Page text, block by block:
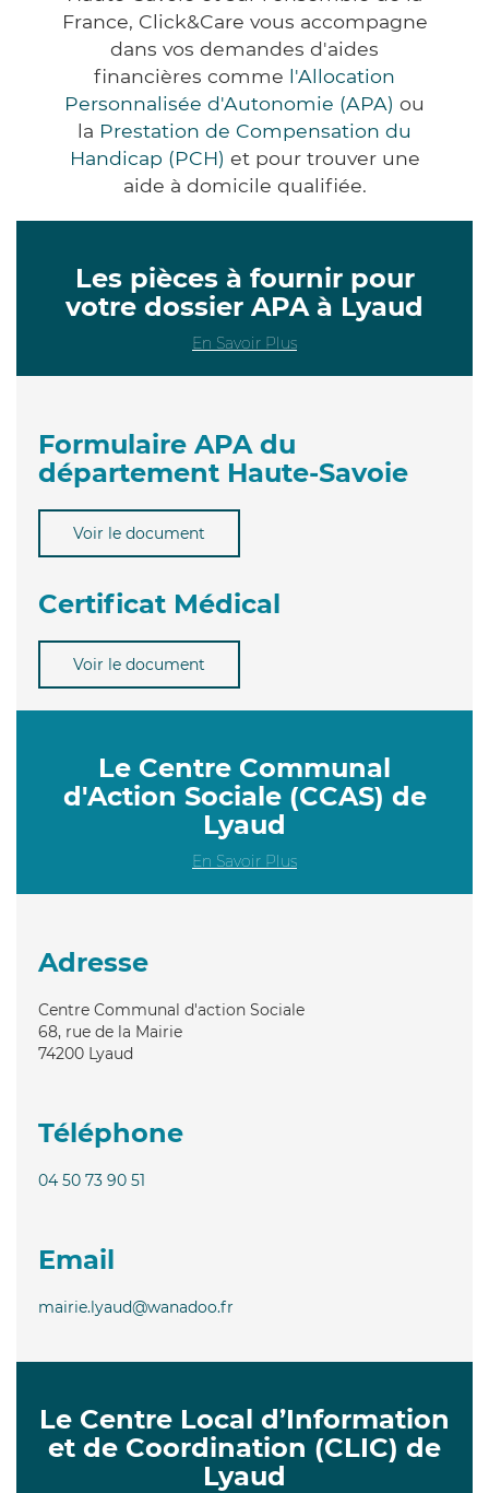
France, Click&Care vous accompagne
dans vos demandes d'aides
financières comme l'Allocation
Personnalisée d'Autonomie (APA) ou
la Prestation de Compensation du
Handicap (PCH) et pour trouver une
aide à domicile qualifiée.
Les pièces à fournir pour
votre dossier APA à Lyaud
En Savoir Plus
Formulaire APA du
département Haute-Savoie
Voir le document
Certificat Médical
Voir le document
Le Centre Communal
d'Action Sociale (CCAS) de
Lyaud
En Savoir Plus
Adresse
Centre Communal d'action Sociale
68, rue de la Mairie
74200 Lyaud
Téléphone
04 50 73 90 51
Email
mairie.lyaud@wanadoo.fr
Le Centre Local d’Information
et de Coordination (CLIC) de
Lyaud